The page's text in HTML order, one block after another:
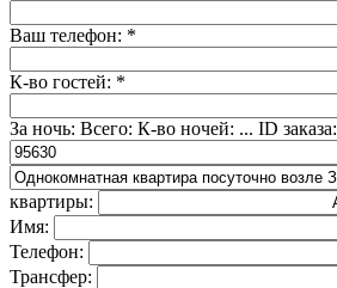
Ваш телефон: *
К-во гостей: *
За ночь: Всего: К-во ночей: ... ID заказа:
квартиры:
Имя:
Телефон:
Трансфер: